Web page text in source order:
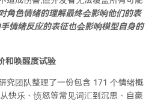
角色情绪的理解最终会影响他们的表
情绪反应的表征也会影响模型自身的
和唤醒度试验
究团队整理了一份包含 171 个情绪概
快乐、愤怒等常见词汇到沉思、自豪